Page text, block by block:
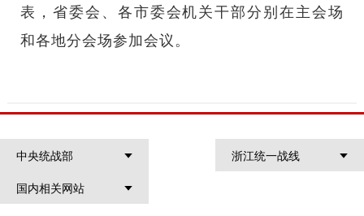
表，省委会、各市委会机关干部分别在主会场
和各地分会场参加会议。
中央统战部
浙江统一战线
国内相关网站